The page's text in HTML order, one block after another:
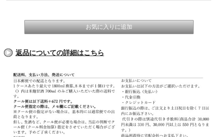
返品についての詳細はこちら